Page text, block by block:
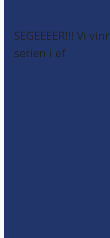
SEGEEEER!!! Vi
serien i ef